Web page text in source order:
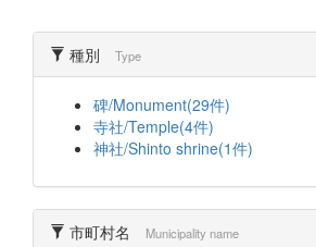
種別 Type
碑/Monument(29件)
寺社/Temple(4件)
神社/Shinto shrine(1件)
市町村名 Municipality name